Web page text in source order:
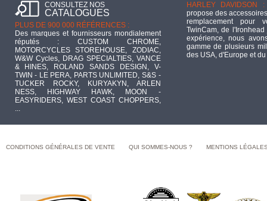
CONSULTEZ NOS
CATALOGUES
PLUS DE 900 000 RÉFÉRENCES :
Des marques et fournisseurs mondialement
réputés : CUSTOM CHROME,
MOTORCYCLES STOREHOUSE, ZODIAC,
W&W Cycles, DRAG SPECIALTIES, VANCE
& HINES, ROLAND SANDS DESIGN, V-
TWIN - LE PERA, PARTS UNLIMITED, S&S -
TUCKER ROCKY, KURYAKYN, ARLEN
NESS, HIGHWAY HAWK, MOON -
EASYRIDERS, WEST COAST CHOPPERS,
...
HARLEY DAVIDSON :
propose des
remplacement pour
TwinCam, de
expérience, nous
gamme de plusieurs
des USA, d'Europe et
CONDITIONS GÉNÉRALES DE VENTE QUI SOMMES-NOUS ? MENTIONS